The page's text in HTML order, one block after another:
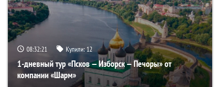
08:32:19 Купили:12
1-дневный тур «Псков — Изборск — Печоры» от
компании «Шарм»